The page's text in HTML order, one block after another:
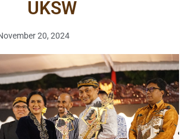
UKSW
20, 2024